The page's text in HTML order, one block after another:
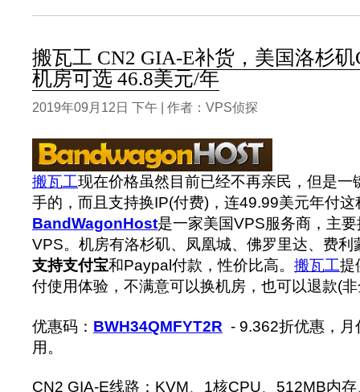
搬瓦工 CN2 GIA-E补货，美国洛杉
机房可选 46.8美元/年
2019年09月12日 下午 | 作者：VPS侦探
搬瓦工现在价格虽然目前已经不再亲民，但是一
手的，而且支持换IP(付费)，连49.99美元年付
BandWagonHost是一家美国VPS服务商，主
VPS。机房有洛杉矶、凤凰城、佛罗里达、费利
支持支付宝和Paypal付款，性价比高。 搬瓦工提
付使用体验，不满意可以换机房，也可以退款(
优惠码： BWH34QMFYT2R - 9.362折优惠，
用。
CN2 GIA-E线路：KVM、1核CPU、512MB内